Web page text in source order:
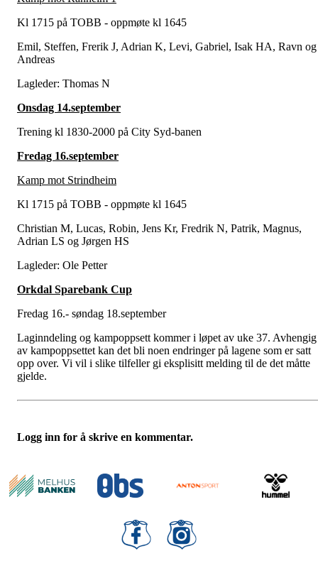
Kl 1715 på TOBB - oppmøte kl 1645
Emil, Steffen, Frerik J, Adrian K, Levi, Gabriel, Isak HA, Ravn og
Andreas
Lagleder: Thomas N
Onsdag 14.september
Trening kl 1830-2000 på City Syd-banen
Fredag 16.september
Kamp mot Strindheim
Kl 1715 på TOBB - oppmøte kl 1645
Christian M, Lucas, Robin, Jens Kr, Fredrik N, Patrik, Magnus,
Adrian LS og Jørgen HS
Lagleder: Ole Petter
Orkdal Sparebank Cup
Fredag 16.- søndag 18.september
Laginndeling og kampoppsett kommer i løpet av uke 37. Avhengig
av kampoppsettet kan det bli noen endringer på lagene som er satt
opp over. Vi vil i slike tilfeller gi eksplisitt melding til de det måtte
gjelde.
Logg inn for å skrive en kommentar.